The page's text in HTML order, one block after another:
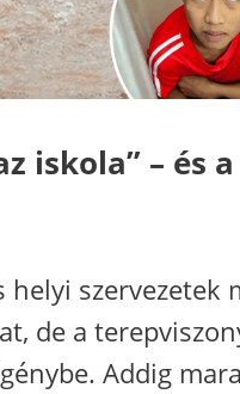
iskola” – és a
szervezetek
de a
Addig